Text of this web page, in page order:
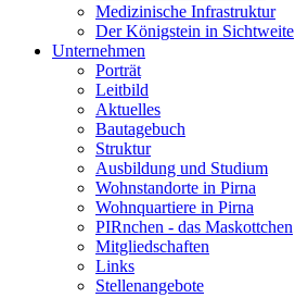
Medizinische Infrastruktur
Der Königstein in Sichtweite
Unternehmen
Porträt
Leitbild
Aktuelles
Bautagebuch
Struktur
Ausbildung und Studium
Wohnstandorte in Pirna
Wohnquartiere in Pirna
PIRnchen - das Maskottchen
Mitgliedschaften
Links
Stellenangebote